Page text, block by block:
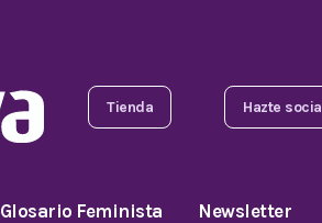
Tienda Hazte socia
Glosario Feminista Newsletter